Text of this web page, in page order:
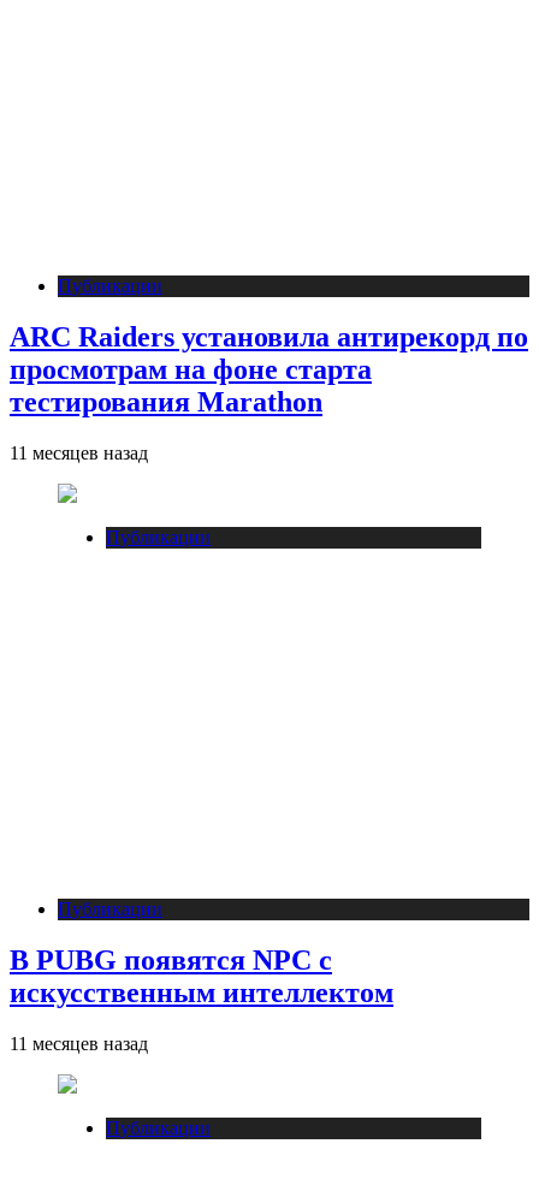
Публикации
ARC Raiders установила антирекорд по
просмотрам на фоне старта
тестирования Marathon
11 месяцев назад
Публикации
Публикации
В PUBG появятся NPC с
искусственным интеллектом
11 месяцев назад
Публикации